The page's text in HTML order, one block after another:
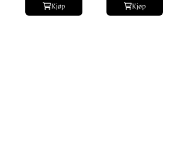
Kjøp
Kjøp